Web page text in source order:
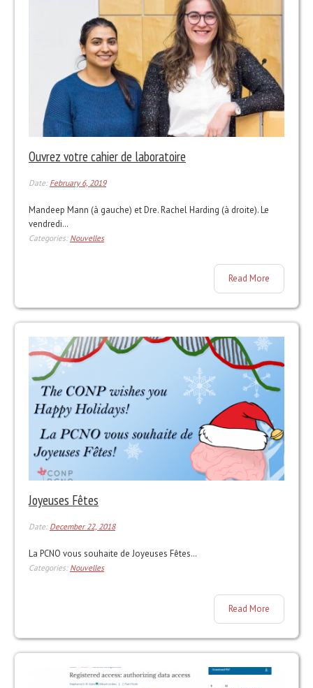
Ouvrez votre cahier de laboratoire
Date: February 6, 2019
Mandeep Mann (à gauche) et Dre. Rachel Harding (à droite). Le
vendredi…
Categories: Nouvelles
Read More
Joyeuses Fêtes
Date: December 22, 2018
La PCNO vous souhaite de Joyeuses Fêtes…
Categories: Nouvelles
Read More